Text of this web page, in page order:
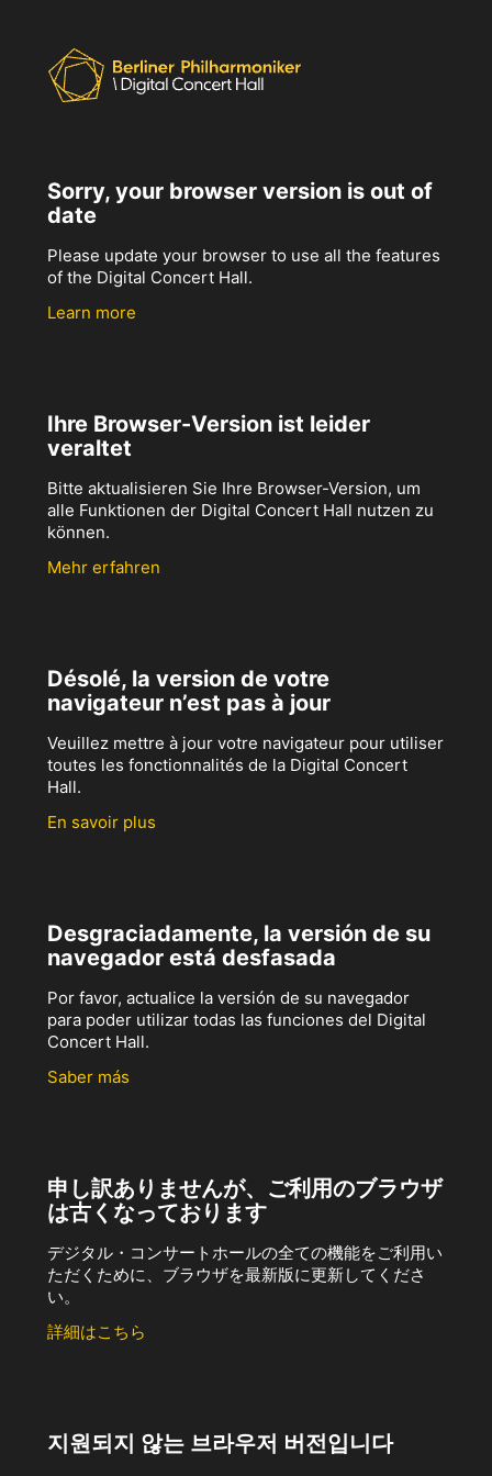
Sorry, your browser version is out of
date
Please update your browser to use all the features
of the Digital Concert Hall.
Learn more
Ihre Browser-Version ist leider
veraltet
Bitte aktualisieren Sie Ihre Browser-Version, um
alle Funktionen der Digital Concert Hall nutzen zu
können.
Mehr erfahren
Désolé, la version de votre
navigateur n’est pas à jour
Veuillez mettre à jour votre navigateur pour utiliser
toutes les fonctionnalités de la Digital Concert
Hall.
En savoir plus
Desgraciadamente, la versión de su
navegador está desfasada
Por favor, actualice la versión de su navegador
para poder utilizar todas las funciones del Digital
Concert Hall.
Saber más
申し訳ありませんが、ご利用のブラウザ
は古くなっております
デジタル・コンサートホールの全ての機能をご利用い
ただくために、ブラウザを最新版に更新してくださ
い。
詳細はこちら
지원되지 않는 브라우저 버전입니다